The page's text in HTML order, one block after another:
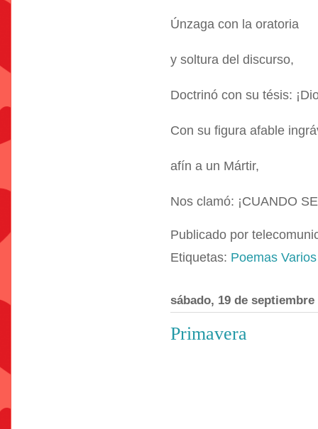
Únzaga con la oratoria
y soltura del discurso,
Doctrinó con su tésis:
Con su figura afable
afín a un Mártir,
Nos clamó: ¡CUANDO
Publicado por
Etiquetas: Poemas Varios
sábado, 19 de septiembre
Primavera